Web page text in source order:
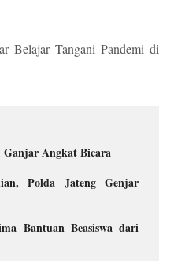
Belajar Tangani Pandemi di
Ganjar Angkat Bicara
Polda Jateng Genjar
Bantuan Beasiswa dari